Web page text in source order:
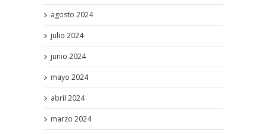
agosto 2024
julio 2024
junio 2024
mayo 2024
abril 2024
marzo 2024